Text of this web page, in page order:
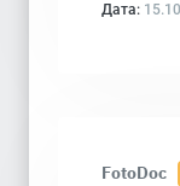
Дата:
FotoDoc